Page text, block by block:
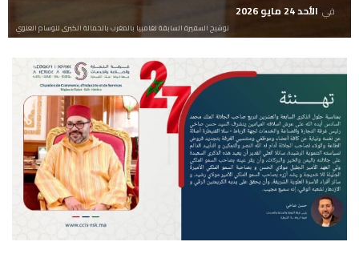
في الأحد 24 مايو 2026
توشيح السفيرة السابقة لغامبيا بالمغرب بالحمالة الكبرى للوسام العلوي